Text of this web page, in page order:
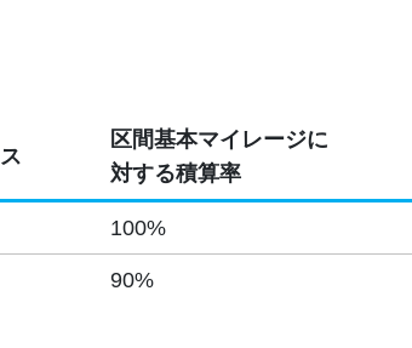
区間基本マイレージに
対する積算率
100%
90%